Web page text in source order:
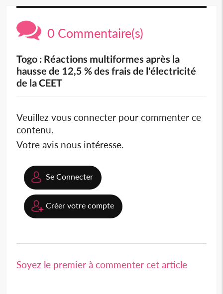
0 Commentaire(s)
Togo : Réactions multiformes après la
hausse de 12,5 % des frais de l'électricité
de la CEET
Veuillez vous connecter pour commenter ce
contenu.
Votre avis nous intéresse.
Se Connecter
Créer votre compte
Soyez le premier à commenter cet article